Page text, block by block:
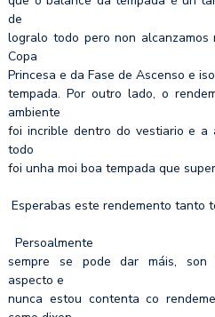
de
logralo todo pero non alcanzamos
Copa
Princesa e da Fase de Ascenso e
tempada. Por outro lado, o
ambiente
foi incrible dentro do vestiario e a
todo
foi unha moi boa tempada que
Esperabas este rendemento tanto
Persoalmente
sempre se pode dar máis, son
aspecto e
nunca estou contenta co